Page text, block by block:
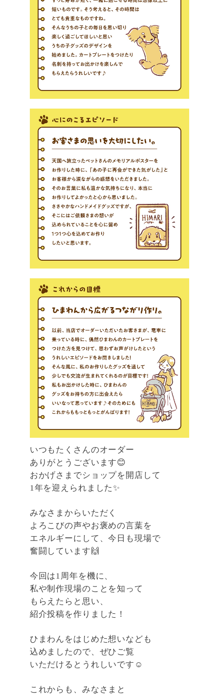
いつもたくさんのオーダー
ありがとうございます😊
おかげさまでショップを開店して
1年を迎えられました✨
みなさまからいただく
よろこびの声やお褒めの言葉を
エネルギーにして、今日も現場で
奮闘しています🙌
今回は1周年を機に、
私や制作現場のことを知って
もらえたらと思い、
紹介投稿を作りました！
ひまわんをはじめた想いなども
込めましたので、ぜひご覧
いただけるとうれしいです☺️
これからも、みなさまと